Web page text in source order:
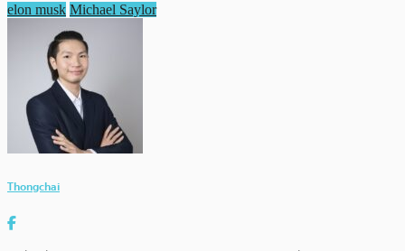
elon musk Michael Saylor
Thongchai